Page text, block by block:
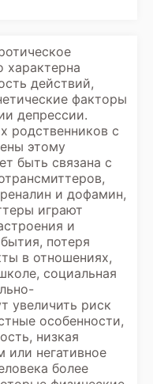
характерна
действий,
факторы
депрессии.
родственников с
этому
быть связана с
и дофамин,
играют
и
потеря
в отношениях,
социальная
увеличить риск
особенности,
низкая
или негативное
более